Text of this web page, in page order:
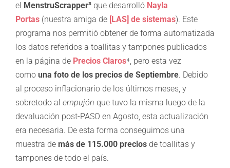
el MenstruScrapper³ que desarrolló Nayla
Portas (nuestra amiga de [LAS] de sistemas). Este
programa nos permitió obtener de forma automatizada
los datos referidos a toallitas y tampones publicados
en la página de Precios Claros⁴, pero esta vez
como una foto de los precios de Septiembre. Debido
al proceso inflacionario de los últimos meses, y
sobretodo al empujón que tuvo la misma luego de la
devaluación post-PASO en Agosto, esta actualización
era necesaria. De esta forma conseguimos una
muestra de más de 115.000 precios de toallitas y
tampones de todo el país.